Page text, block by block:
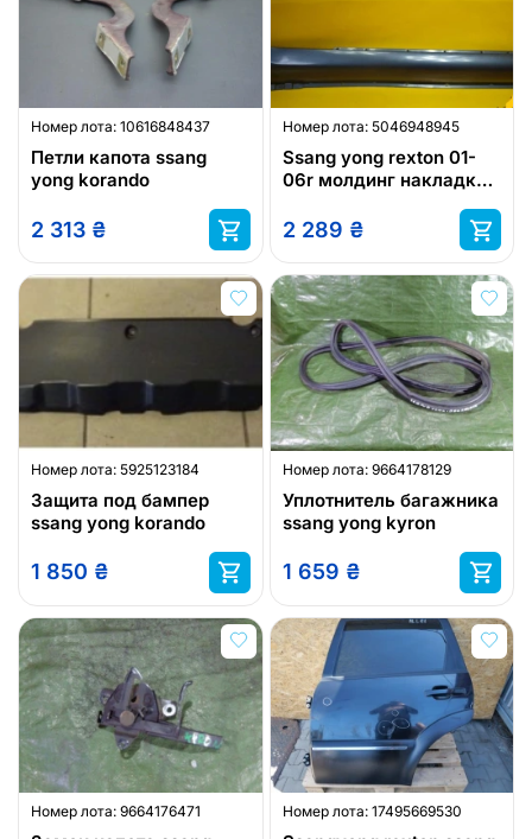
Номер лота: 10616848437
Петли капота ssang
yong korando
2 313 ₴
Номер лота: 5046948945
Ssang yong rexton 01-
06r молдинг накладка
2 289 ₴
Номер лота: 5925123184
Защита под бампер
ssang yong korando
1 850 ₴
Номер лота: 9664178129
Уплотнитель багажника
ssang yong kyron
1 659 ₴
Номер лота: 9664176471 Номер лота: 17495669530